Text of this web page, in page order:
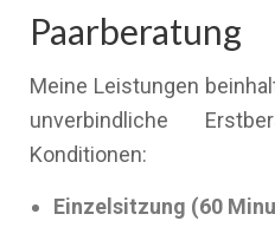
Paarberatung
Meine Leistungen
unverbindliche
Konditionen:
Einzelsitzung (60